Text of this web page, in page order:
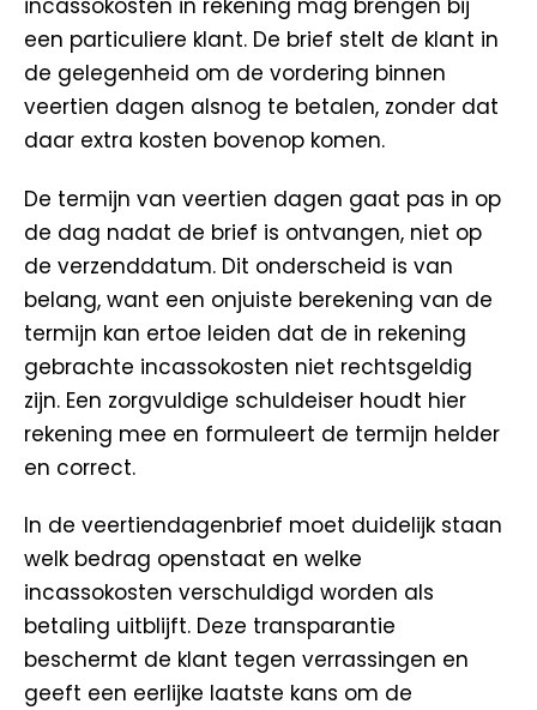
incassokosten in rekening mag brengen bij
een particuliere klant. De brief stelt de klant in
de gelegenheid om de vordering binnen
veertien dagen alsnog te betalen, zonder dat
daar extra kosten bovenop komen.
De termijn van veertien dagen gaat pas in op
de dag nadat de brief is ontvangen, niet op
de verzenddatum. Dit onderscheid is van
belang, want een onjuiste berekening van de
termijn kan ertoe leiden dat de in rekening
gebrachte incassokosten niet rechtsgeldig
zijn. Een zorgvuldige schuldeiser houdt hier
rekening mee en formuleert de termijn helder
en correct.
In de veertiendagenbrief moet duidelijk staan
welk bedrag openstaat en welke
incassokosten verschuldigd worden als
betaling uitblijft. Deze transparantie
beschermt de klant tegen verrassingen en
geeft een eerlijke laatste kans om de